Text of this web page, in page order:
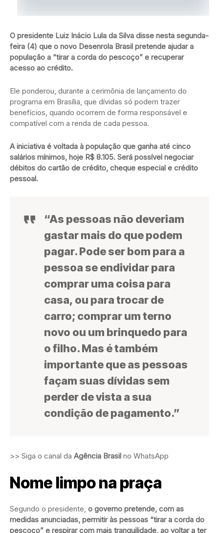
O presidente Luiz Inácio Lula da Silva disse nesta segunda-
feira (4) que o novo Desenrola Brasil pretende ajudar a
população a “tirar a corda do pescoço” e recuperar
acesso ao crédito.
Ele ponderou, durante a cerimônia de lançamento do
programa em Brasília, que dívidas só podem trazer
benefícios, quando ocorrem de forma responsável e
compatível com a renda de cada pessoa.
A iniciativa é voltada à população que ganha até cinco
salários mínimos, hoje R$ 8.105. Será possível negociar
débitos do cartão de crédito, cheque especial e crédito
pessoal.
“As pessoas não deveriam
gastar mais do que podem
pagar. Pode ser bom para a
pessoa se endividar para
comprar uma coisa para
casa, ou para trocar de
carro; comprar um terno
novo ou um brinquedo para
o filho. Mas é também
importante que as pessoas
façam suas dívidas sem
perder de vista a sua
condição de pagamento.”
>> Siga o canal da Agência Brasil no WhatsApp
Nome limpo na praça
Segundo o presidente, o governo pretende, com as
medidas anunciadas, permitir às pessoas “tirar a corda do
pescoço” e respirar com mais tranquilidade, ao voltar a ter